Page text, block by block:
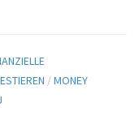
/MONEY